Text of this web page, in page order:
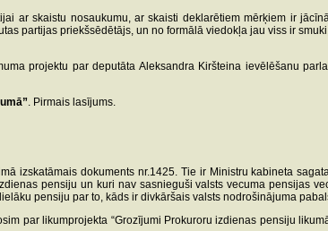
ar skaistu nosaukumu, ar skaisti deklarētiem mērķiem ir
partijas priekšsēdētājs, un no formālā viedokļa jau viss ir
projektu par deputāta Aleksandra Kiršteina ievēlēšanu
. Pirmais lasījums.
izskatāmais dokuments nr.1425. Tie ir Ministru kabineta
pensiju un kuri nav sasnieguši valsts vecuma pensijas
pensiju par to, kāds ir divkāršais valsts nodrošinājuma
par likumprojekta “Grozījumi Prokuroru izdienas pensiju